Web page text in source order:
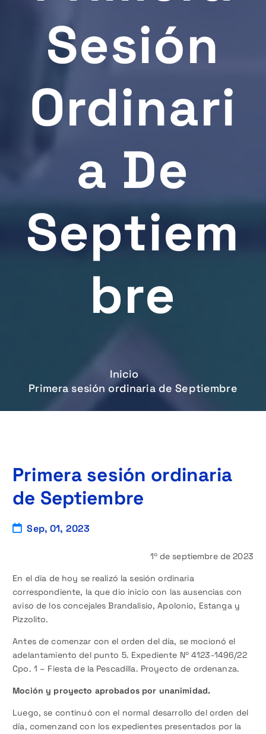
Sesión
Ordinari
A De
Septiem
Bre
Inicio
Primera sesión ordinaria de Septiembre
Primera sesión ordinaria
de Septiembre
Sep, 01, 2023
1º de septiembre de 2023
En el día de hoy se realizó la sesión ordinaria
correspondiente, la que dio inicio con las ausencias con
aviso de los concejales Brandalisio, Apolonio, Estanga y
Pizzolito.
Antes de comenzar con el orden del día, se mocionó el
adelantamiento del punto 5. Expediente Nº 4123-1496/22
Cpo. 1 – Fiesta de la Pescadilla. Proyecto de ordenanza.
Moción y proyecto aprobados por unanimidad.
Luego, se continuó con el normal desarrollo del orden del
día, comenzand con los expedientes presentados por la